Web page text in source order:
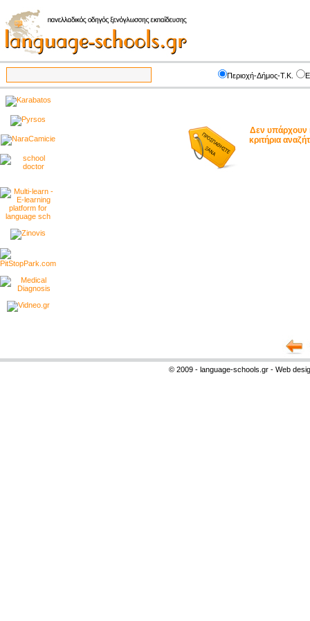
Περιοχή-Δήμος-Τ.Κ.
Δεν υπάρχουν
κριτήρια
© 2009 - language-schools.gr - Web